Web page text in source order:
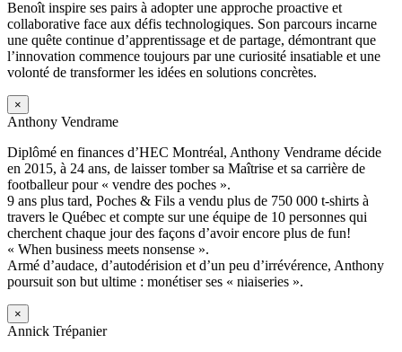
Benoît inspire ses pairs à adopter une approche proactive et
collaborative face aux défis technologiques. Son parcours incarne
une quête continue d’apprentissage et de partage, démontrant que
l’innovation commence toujours par une curiosité insatiable et une
volonté de transformer les idées en solutions concrètes.
×
Anthony Vendrame
Diplômé en finances d’HEC Montréal, Anthony Vendrame décide
en 2015, à 24 ans, de laisser tomber sa Maîtrise et sa carrière de
footballeur pour « vendre des poches ».
9 ans plus tard, Poches & Fils a vendu plus de 750 000 t-shirts à
travers le Québec et compte sur une équipe de 10 personnes qui
cherchent chaque jour des façons d’avoir encore plus de fun!
« When business meets nonsense ».
Armé d’audace, d’autodérision et d’un peu d’irrévérence, Anthony
poursuit son but ultime : monétiser ses « niaiseries ».
×
Annick Trépanier